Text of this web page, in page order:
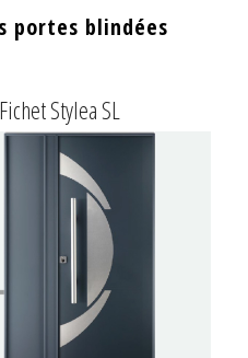
portes blindées
Stylea SL